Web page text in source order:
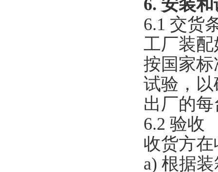
6. 安装
6.1 交货
工厂装
按国家标
试验，以
出厂的
6.2 验收
收货方
a) 根据